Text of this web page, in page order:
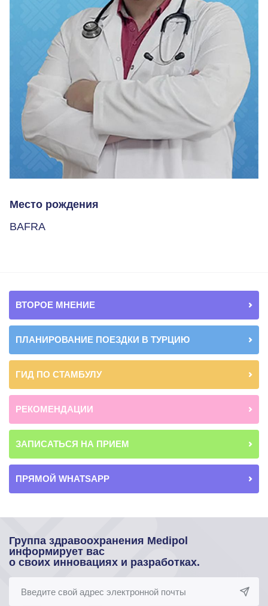
Место рождения
BAFRA
ВТОРОЕ МНЕНИЕ
ПЛАНИРОВАНИЕ ПОЕЗДКИ В ТУРЦИЮ
ГИД ПО СТАМБУЛУ
РЕКОМЕНДАЦИИ
ЗАПИСАТЬСЯ НА ПРИЕМ
ПРЯМОЙ WHATSAPP
Группа здравоохранения Medipol
информирует вас
о своих инновациях и разработках.